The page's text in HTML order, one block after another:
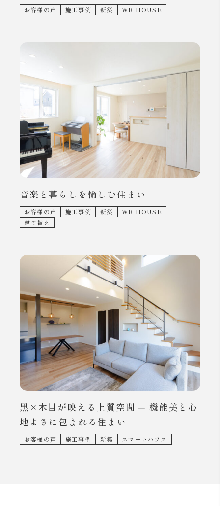
お客様の声 施工事例 新築 WB HOUSE
音楽と暮らしを愉しむ住まい
お客様の声 施工事例 新築
WB HOUSE
建て替え
黒×木目が映える上質空間 ─ 機能美と心
地よさに包まれる住まい
お客様の声 施工事例 新築 スマートハウス